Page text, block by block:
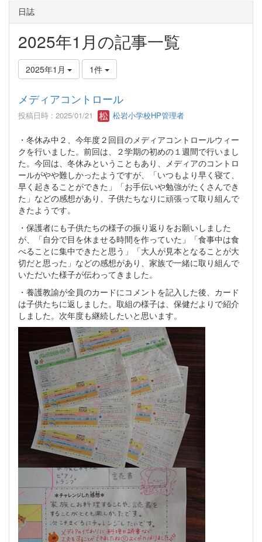
日誌
2025年1月の記事一覧
2025年1月 1件
メディアコントロール
投稿日時 : 2025/01/21 松岩小学校HP管理者
・冬休み中２、今年度２回目のメディアコントロールウィー
クを行いました。前回は、２学期の初めの１週間で行いまし
た。今回は、冬休みということもあり、メディアのコントロ
ールがやや難しかったようですが、「いつもより早く寝て、
早く起きることができた」「お手伝いや勉強がたくさんでき
た」などの感想があり、子供たちなりに頑張って取り組んで
きたようです。
・保護者にも子供たちの様子の振り返りをお願いしました
が、「自分で目を休ませる時間を作っていた」「食事中は食
べることに集中できたと思う」「大人が見本となることが大
切だと思った」などの感想があり、家族で一緒に取り組んで
いただいた様子が伝わってきました。
・養護教諭が全員のカードにコメントを記入した後、カード
は子供たちに返しました。取組の様子は、保健だよりで紹介
しました。次年度も継続したいと思います。